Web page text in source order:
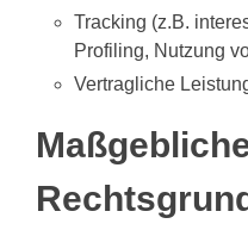
Tracking (z.B.
Profiling, Nutzung
Vertragliche